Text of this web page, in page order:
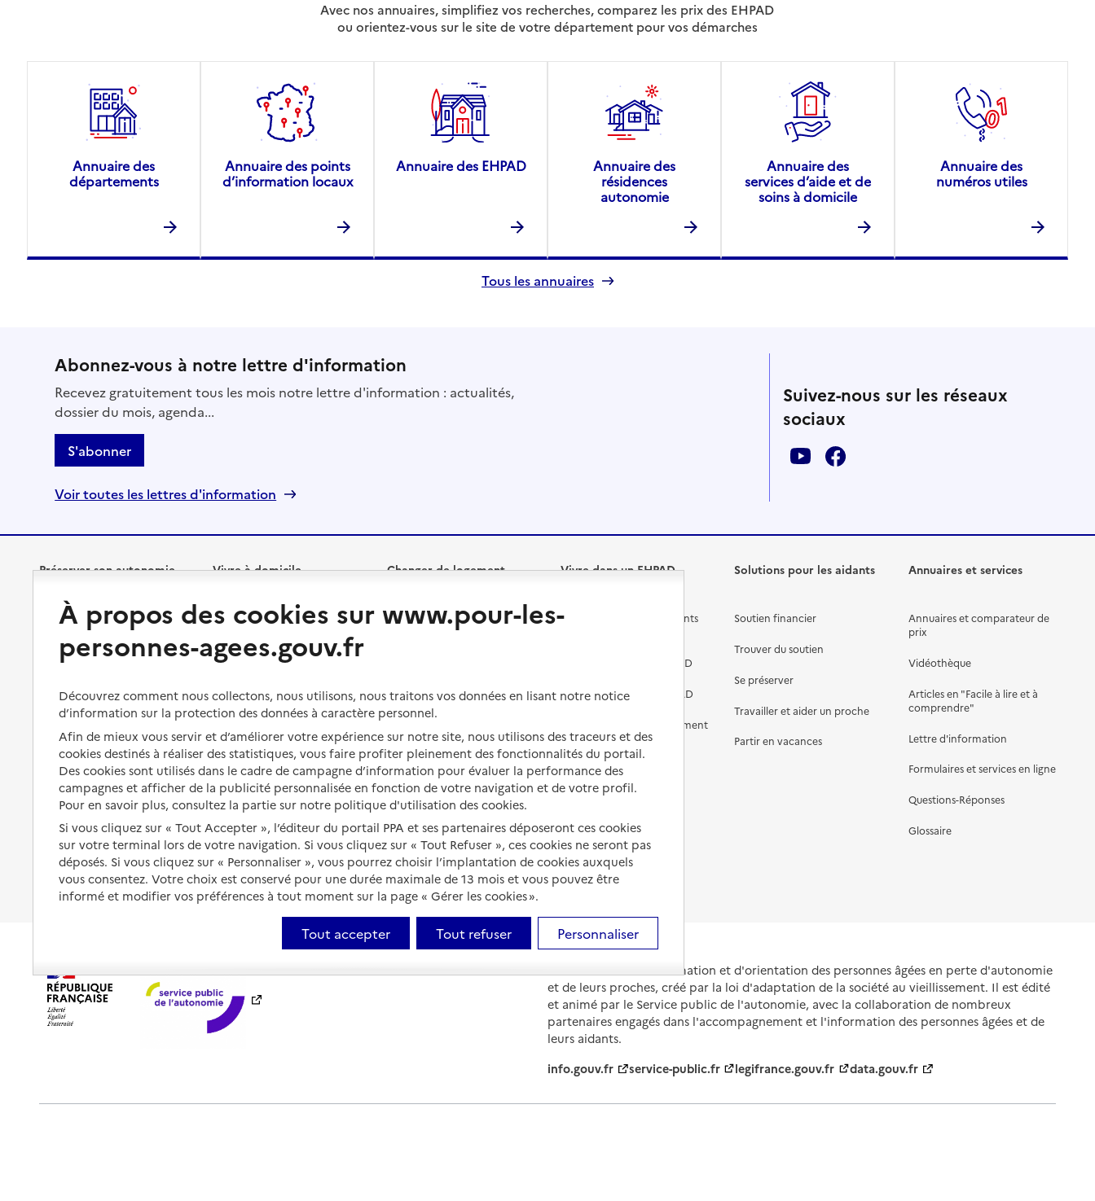
Avec nos annuaires, simplifiez vos recherches, comparez les prix des EHPAD
ou orientez-vous sur le site de votre département pour vos démarches
Annuaire des
départements
Annuaire des points
d’information locaux
Annuaire des EHPAD
Annuaire des
résidences
autonomie
Annuaire des
services d’aide et de
soins à domicile
Annuaire des
numéros utiles
Tous les annuaires
Abonnez-vous à notre lettre d'information
Recevez gratuitement tous les mois notre lettre d'information : actualités,
dossier du mois, agenda...
S'abonner
Voir toutes les lettres d'information
Suivez-nous sur les réseaux
sociaux
Préserver son autonomie
Perte d'autonomie : évaluation
Aménager son logement et
Préserver son autonomie et sa
santé
Organiser à l'avance sa propre
protection
Les mesures de protection
Les obligations de la famille
À qui s’adresser ?
Les politiques du grand âge
Vivre à domicile
Bénéficier d'aide à domicile
Bénéficier de soins à domicile
Solutions d'accueil temporaire
Partager son logement
Vivre à domicile avec une
maladie ou un handicap
Être hospitalisé
Fin de vie à domicile
Changer de logement
Les questions à se poser
Vivre chez un proche
Autres solutions de logement
Vivre dans un EHPAD
Les différents établissements
Préparer l'entrée en EHPAD
Aides financières en EHPAD
Prévention, accompagnement
et soins
Comprendre les prix en
EHPAD
Fin de vie en EHPAD
Solutions pour les aidants
Soutien financier
Trouver du soutien
Se préserver
Travailler et aider un proche
Partir en vacances
Annuaires et services
Annuaires et comparateur de
prix
Vidéothèque
Articles en "Facile à lire et à
comprendre"
Lettre d'information
Formulaires et services en ligne
Questions-Réponses
Glossaire
Portail national d'information et d'orientation des personnes âgées en perte d'autonomie
et de leurs proches, créé par la loi d'adaptation de la société au vieillissement. Il est édité
et animé par le Service public de l'autonomie, avec la collaboration de nombreux
partenaires engagés dans l'accompagnement et l'information des personnes âgées et de
leurs aidants.
info.gouv.fr
service-public.fr legifrance.gouv.fr data.gouv.fr
À propos des cookies sur www.pour-les-
personnes-agees.gouv.fr
Découvrez comment nous collectons, nous utilisons, nous traitons vos données en lisant notre notice
d’information sur la protection des données à caractère personnel.
Afin de mieux vous servir et d’améliorer votre expérience sur notre site, nous utilisons des traceurs et des
cookies destinés à réaliser des statistiques, vous faire profiter pleinement des fonctionnalités du portail.
Des cookies sont utilisés dans le cadre de campagne d’information pour évaluer la performance des
campagnes et afficher de la publicité personnalisée en fonction de votre navigation et de votre profil.
Pour en savoir plus, consultez la partie sur notre politique d'utilisation des cookies.
Si vous cliquez sur « Tout Accepter », l’éditeur du portail PPA et ses partenaires déposeront ces cookies
sur votre terminal lors de votre navigation. Si vous cliquez sur « Tout Refuser », ces cookies ne seront pas
déposés. Si vous cliquez sur « Personnaliser », vous pourrez choisir l’implantation de cookies auxquels
vous consentez. Votre choix est conservé pour une durée maximale de 13 mois et vous pouvez être
informé et modifier vos préférences à tout moment sur la page « Gérer les cookies ».
Tout accepter Tout refuser Personnaliser